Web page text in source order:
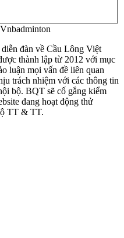
đàn về Cầu Lông Việt
thành lập từ 2012 với mục
luận mọi vấn đề liên quan
trách nhiệm với các thông tin
bộ. BQT sẽ cố gắng kiểm
đang hoạt động thử
TT & TT.